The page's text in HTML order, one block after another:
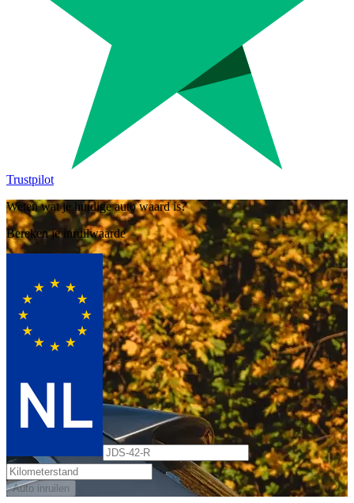
Trustpilot
Weten wat je huidige auto waard is?
Bereken je inruilwaarde
Auto inruilen